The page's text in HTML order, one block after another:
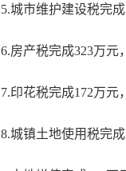
5.城市维护建设税完成
6.房产税完成323万元
7.印花税完成172万元
8.城镇土地使用税完成